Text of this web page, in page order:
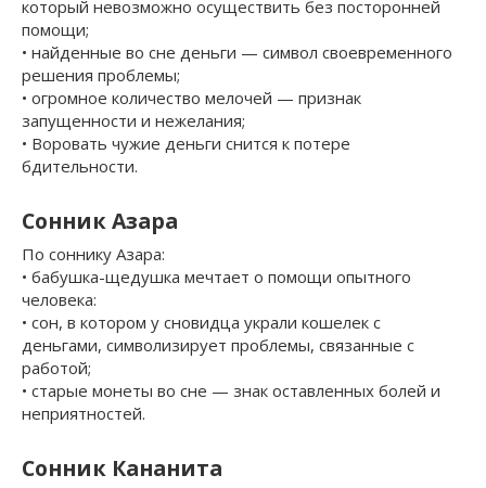
который невозможно осуществить без посторонней
помощи;
• найденные во сне деньги — символ своевременного
решения проблемы;
• огромное количество мелочей — признак
запущенности и нежелания;
• Воровать чужие деньги снится к потере
бдительности.
Сонник Азара
По соннику Азара:
• бабушка-щедушка мечтает о помощи опытного
человека:
• сон, в котором у сновидца украли кошелек с
деньгами, символизирует проблемы, связанные с
работой;
• старые монеты во сне — знак оставленных болей и
неприятностей.
Сонник Кананита